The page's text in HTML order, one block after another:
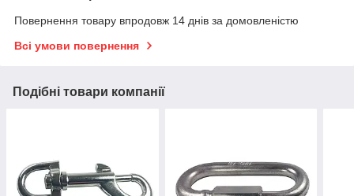
Повернення товару впродовж 14 днів за домовленістю
Всі умови повернення
Подібні товари компанії